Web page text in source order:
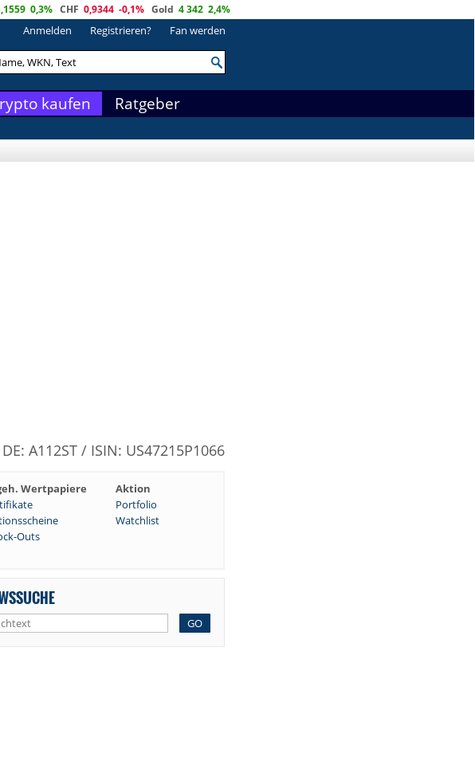
0,3% CHF 0,9344 -0,1% Gold 4 342 2,4%
Anmelden Registrieren? Fan werden
kaufen Ratgeber
A112ST / ISIN: US47215P1066
Wertpapiere
Aktion
Portfolio
Watchlist
Outs
GO